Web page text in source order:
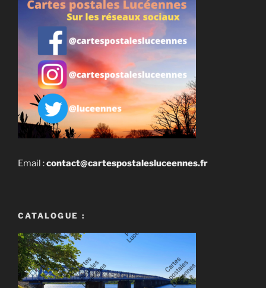
Email :contact@cartespostalesluceennes.fr
CATALOGUE :